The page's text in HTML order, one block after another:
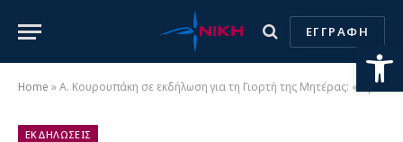
ΕΓΓΡΑΦΗ
Home »Α. Κουρουπάκη σε εκδήλωση για τη Γιορτή της Μητέρας: «Η μάνα είναι η πρώτη αγκαλιά, η πρώτη ασφάλεια, η πρώτη αγάπη»
ΕΚΔΗΛΩΣΕΙΣ